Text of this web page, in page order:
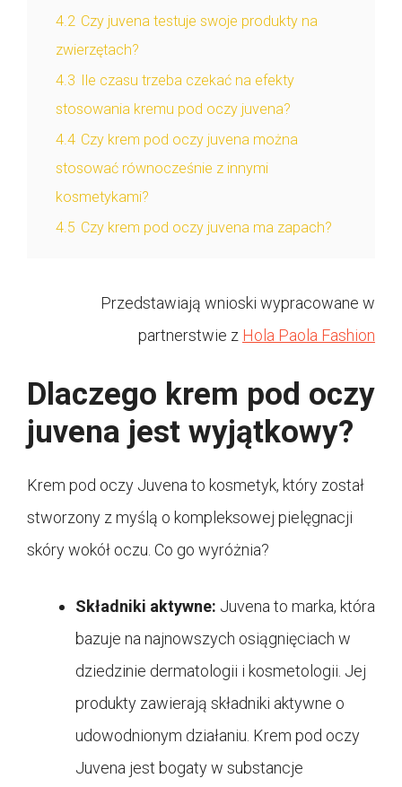
4.2 Czy juvena testuje swoje produkty na
zwierzętach?
4.3 Ile czasu trzeba czekać na efekty
stosowania kremu pod oczy juvena?
4.4 Czy krem pod oczy juvena można
stosować równocześnie z innymi
kosmetykami?
4.5 Czy krem pod oczy juvena ma zapach?
Przedstawiają wnioski wypracowane w
partnerstwie z Hola Paola Fashion
Dlaczego krem pod oczy
juvena jest wyjątkowy?
Krem pod oczy Juvena to kosmetyk, który został
stworzony z myślą o kompleksowej pielęgnacji
skóry wokół oczu. Co go wyróżnia?
Składniki aktywne: Juvena to marka, która
bazuje na najnowszych osiągnięciach w
dziedzinie dermatologii i kosmetologii. Jej
produkty zawierają składniki aktywne o
udowodnionym działaniu. Krem pod oczy
Juvena jest bogaty w substancje